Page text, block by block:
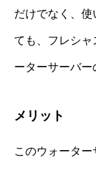
だけでなく、
ても、フレシャ
ーターサーバー
メリット
このウォーター